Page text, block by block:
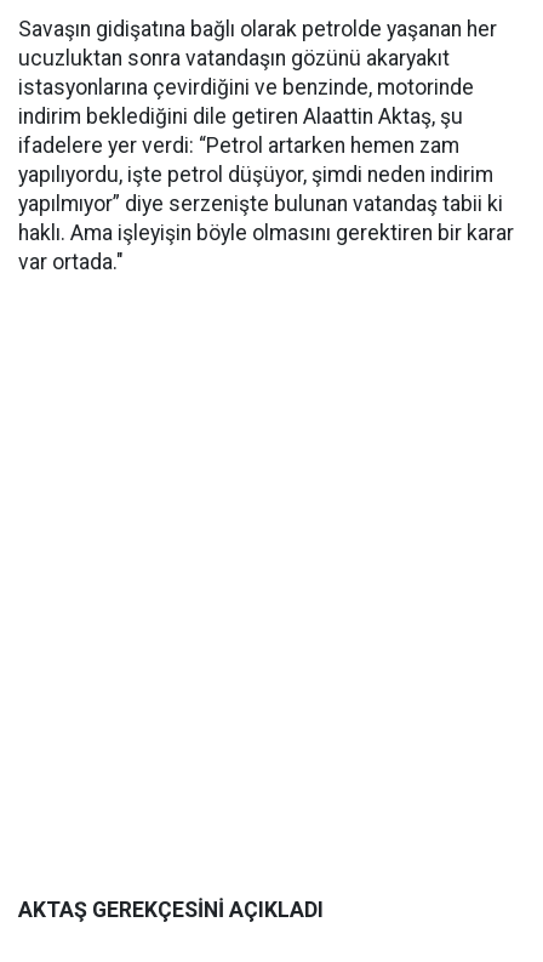
Savaşın gidişatına bağlı olarak petrolde yaşanan her
ucuzluktan sonra vatandaşın gözünü akaryakıt
istasyonlarına çevirdiğini ve benzinde, motorinde
indirim beklediğini dile getiren Alaattin Aktaş, şu
ifadelere yer verdi: “Petrol artarken hemen zam
yapılıyordu, işte petrol düşüyor, şimdi neden indirim
yapılmıyor” diye serzenişte bulunan vatandaş tabii ki
haklı. Ama işleyişin böyle olmasını gerektiren bir karar
var ortada."
AKTAŞ GEREKÇESİNİ AÇIKLADI